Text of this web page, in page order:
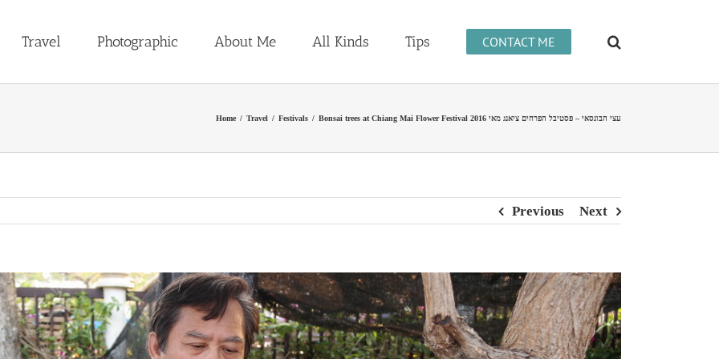
Travel Photographic About Me All Kinds Tips CONTACT ME
Home / Travel / Festivals / Bonsai trees at Chiang Mai Flower Festival 2016 עצי הבונסאי – פסטיבל הפרחים ציאנג מאי
Previous Next